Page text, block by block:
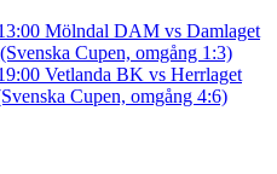
Mölndal DAM vs Damlaget
Cupen, omgång 1:3)
Vetlanda BK vs Herrlaget
Cupen, omgång 4:6)